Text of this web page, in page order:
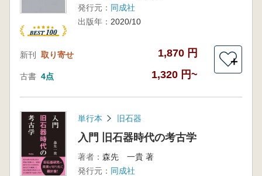
発行元： 同成社
出版年： 2020/10
新刊 取り寄せ 1,870 円
古書 4点 1,320 円~
＋
単行本 旧石器
入門 旧石器時代の考古学
著者： 森先 一貴 著
発行元： 同成社